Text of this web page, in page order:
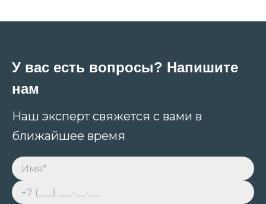
У вас есть вопросы? Напишите
нам
Наш эксперт свяжется с вами в
ближайшее время